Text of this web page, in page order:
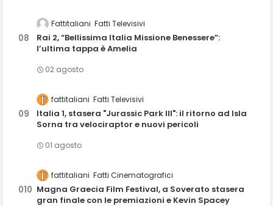
Fattitaliani Fatti Televisivi
Rai 2, “Bellissima Italia Missione Benessere”:
l’ultima tappa è Amelia
02 agosto
fattitaliani Fatti Televisivi
Italia 1, stasera "Jurassic Park III": il ritorno ad Isla
Sorna tra velociraptor e nuovi pericoli
01 agosto
fattitaliani Fatti Cinematografici
Magna Graecia Film Festival, a Soverato stasera
gran finale con le premiazioni e Kevin Spacey